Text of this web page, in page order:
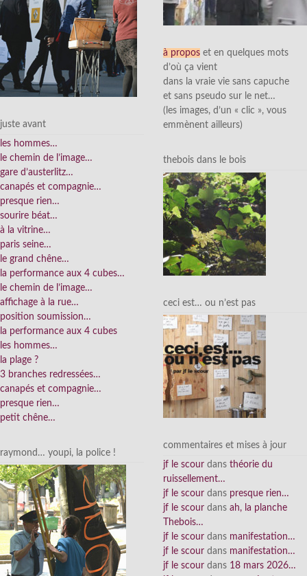
juste avant
les hommes…
le chemin de l’image…
gare d’austerlitz…
canapés et compagnie…
presque rien…
sourire béat…
à la vitrine…
paris seine…
le grand chêne…
la performance aux 4 cubes…
le chemin de l’image…
affichage à la rue…
position soumission…
la performance aux 4 cubes
les hommes…
la plage ?
3 branches redressées…
canapés et compagnie…
presque rien…
petit chêne…
raymond… youpi, la police !
à propos et en quelques mots
d’où ça vient
dans la vraie vie sans capuche
et sans pseudo sur le net…
(les images, d’un « clic », vous
emmènent ailleurs)
thebois dans le bois
ceci est… ou n’est pas
commentaires et mises à jour
jf le scour dans théorie du
ruissellement…
jf le scour dans presque rien…
jf le scour dans ah, la planche
Thebois…
jf le scour dans manifestation…
jf le scour dans manifestation…
jf le scour dans 18 mars 2026…